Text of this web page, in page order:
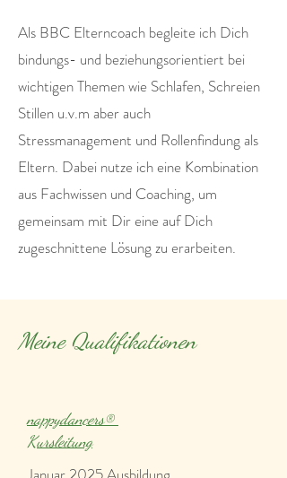
Als BBC Elterncoach begleite ich Dich
bindungs- und beziehungsorientiert bei
wichtigen Themen wie Schlafen, Schreien
Stillen u.v.m aber auch
Stressmanagement und Rollenfindung als
Eltern. Dabei nutze ich eine Kombination
aus Fachwissen und Coaching, um
gemeinsam mit Dir eine auf Dich
zugeschnittene Lösung zu erarbeiten.
Meine Qualifikationen
nappydancers®­
Kursleitung